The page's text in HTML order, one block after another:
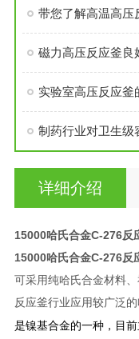
带您了解高温高压
制药行业对卫生级
详细介绍
15000哈氏合金C-276反
15000哈氏合金C-276反
可采用纯哈氏合金材料
反应釜行业应用较广泛的
是镍基合金的一种，目